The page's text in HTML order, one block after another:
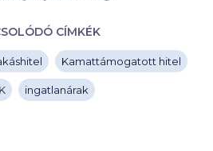
CÍMKÉK
Kamattámogatott hitel
ingatlanárak